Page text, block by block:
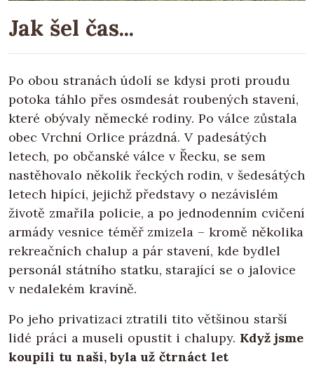
Jak šel čas...
Po obou stranách údolí se kdysi proti proudu
potoka táhlo přes osmdesát roubených stavení,
které obývaly německé rodiny. Po válce zůstala
obec Vrchní Orlice prázdná. V padesátých
letech, po občanské válce v Řecku, se sem
nastěhovalo několik řeckých rodin, v šedesátých
letech hipíci, jejichž představy o nezávislém
životě zmařila policie, a po jednodenním cvičení
armády vesnice téměř zmizela – kromě několika
rekreačních chalup a pár stavení, kde bydlel
personál státního statku, starající se o jalovice
v nedalekém kravíně.
Po jeho privatizaci ztratili tito většinou starší
lidé práci a museli opustit i chalupy. Když jsme
koupili tu naši, byla už čtrnáct let